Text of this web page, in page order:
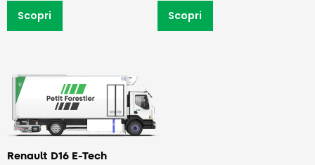
Scopri Scopri
Renault D16 E-Tech